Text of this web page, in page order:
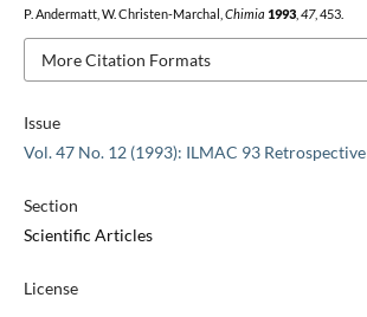
Issue
Vol. 47 No. 12 (1993): ILMAC 93 Retrospective
Section
Scientific Articles
License
P. Andermatt, W. Christen-Marchal, Chimia 1993, 47, 453.
More Citation Formats